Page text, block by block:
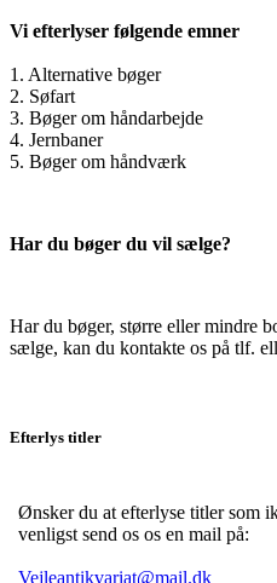
Vi efterlyser følgende emner
1. Alternative bøger
2. Søfart
3. Bøger om håndarbejde
4. Jernbaner
5. Bøger om håndværk
Har du bøger du vil sælge?
Har du bøger, større eller mindre
sælge, kan du kontakte os på tlf.
Efterlys titler
Ønsker du at efterlyse titler som
venligst send os os en mail på:
Vejleantikvariat@mail.dk